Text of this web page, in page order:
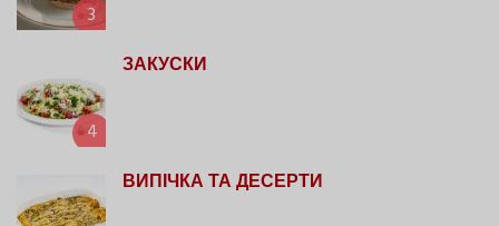
3
4
ЗАКУСКИ
ВИПІЧКА ТА ДЕСЕРТИ